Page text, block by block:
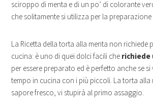
sciroppo di menta e di un po’ di colorante
che solitamente si utilizza per la preparazione
La Ricetta della torta alla menta non richiede
cucina: è uno di quei dolci facili che richiede
per essere preparato ed è perfetto anche se
tempo in cucina con i più piccoli. La torta alla
sapore fresco, vi stupirà al primo assaggio.